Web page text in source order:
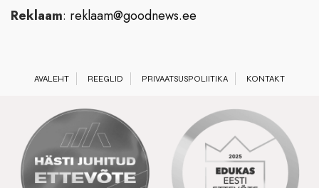
Reklaam: reklaam@goodnews.ee
AVALEHT REEGLID PRIVAATSUSPOLIITIKA KONTAKT